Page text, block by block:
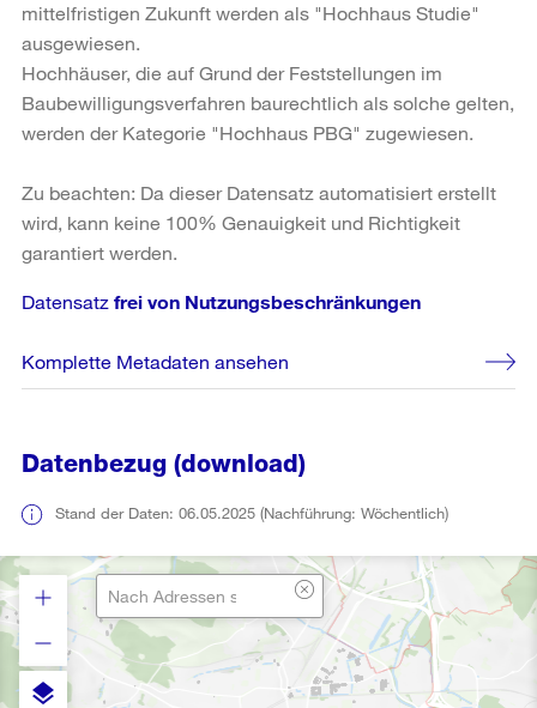
mittelfristigen Zukunft werden als "Hochhaus Studie"
ausgewiesen.
Hochhäuser, die auf Grund der Feststellungen im
Baubewilligungsverfahren baurechtlich als solche gelten,
werden der Kategorie "Hochhaus PBG" zugewiesen.
Zu beachten: Da dieser Datensatz automatisiert erstellt
wird, kann keine 100% Genauigkeit und Richtigkeit
garantiert werden.
Datensatz frei von Nutzungsbeschränkungen
Komplette Metadaten ansehen
Datenbezug (download)
Stand der Daten: 06.05.2025 (Nachführung: Wöchentlich)
layers